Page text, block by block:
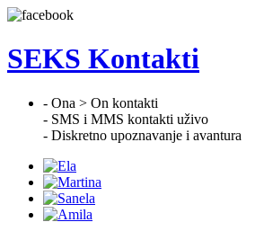
SEKS Kontakti
- Ona > On kontakti
- SMS i MMS kontakti uživo
- Diskretno upoznavanje i avantura